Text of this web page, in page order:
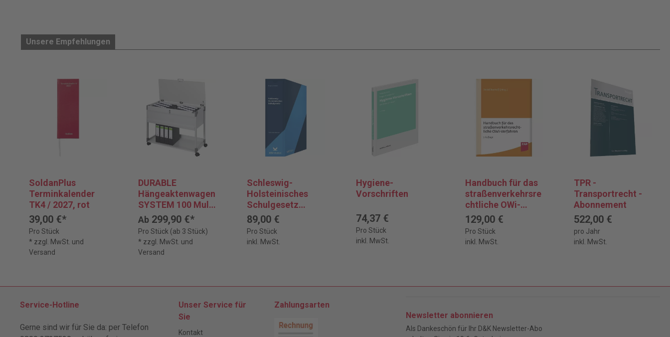
Unsere Empfehlungen
SoldanPlus
Terminkalender
TK4 / 2027, rot
39,00 €*
Pro Stück
* zzgl. MwSt. und
Versand
DURABLE
Hängeaktenwagen
SYSTEM 100 Multi
Top
Ab299,90 €*
Pro Stück (ab 3 Stück)
* zzgl. MwSt. und
Versand
Schleswig-
Holsteinisches
Schulgesetz
(SchulG) - mit
Fortsetzungsbezu
g
89,00 €
Pro Stück
inkl. MwSt.
Hygiene-
Vorschriften
74,37 €
Pro Stück
inkl. MwSt.
Handbuch für das
straßenverkehrsre
chtliche OWi-
Verfahren
129,00 €
Pro Stück
inkl. MwSt.
TPR -
Transportrecht -
Abonnement
522,00 €
pro Jahr
inkl. MwSt.
Service-Hotline
Gerne sind wir für Sie da: per Telefon
Unser Service für
Sie
Kontakt
Zahlungsarten
Newsletter abonnieren
Als Dankeschön für Ihr D&K Newsletter-Abo